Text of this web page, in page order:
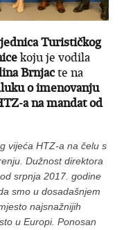
Turističkog
koju je vodila
Brnjacte na
o imenovanju
a na mandat od
vijeća HTZ-a na čelu s
Dužnost direktora
srpnja 2017. godine
smo u dosadašnjem
najsnažnijih
u Europi. Ponosan